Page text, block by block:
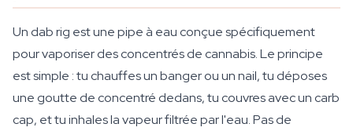
Un dab rig est une pipe à eau conçue spécifiquement
pour vaporiser des concentrés de cannabis. Le principe
est simple : tu chauffes un banger ou un nail, tu déposes
une goutte de concentré dedans, tu couvres avec un carb
cap, et tu inhales la vapeur filtrée par l'eau. Pas de